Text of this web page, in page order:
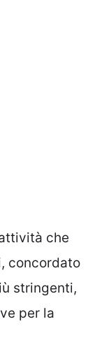
che
concordato
stringenti,
per la